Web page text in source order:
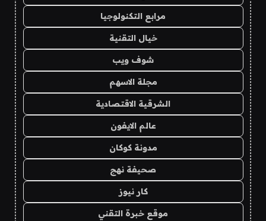
مرابع التكنولوجيا
خيال التقنية
شوف ويب
مجلة الاسهم
الشرقية الاقتصادية
عالم الايفون
مدونة كوكان
صحيفة نهج
كار نيوز
موقع خبرة التقني